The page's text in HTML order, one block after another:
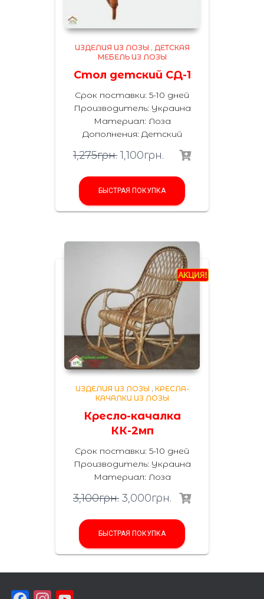
ИЗДЕЛИЯ ИЗ ЛОЗЫ , ДЕТСКАЯ
МЕБЕЛЬ ИЗ ЛОЗЫ
Стол детский СД-1
Срок поставки: 5-10 дней
Производитель: Украина
Материал: Лоза
Дополнения: Детский
1,275грн. 1,100грн.
БЫСТРАЯ ПОКУПКА
ИЗДЕЛИЯ ИЗ ЛОЗЫ , КРЕСЛА-
КАЧАЛКИ ИЗ ЛОЗЫ
Кресло-качалка
КК-2мп
Срок поставки: 5-10 дней
Производитель: Украина
Материал: Лоза
3,100грн. 3,000грн.
БЫСТРАЯ ПОКУПКА